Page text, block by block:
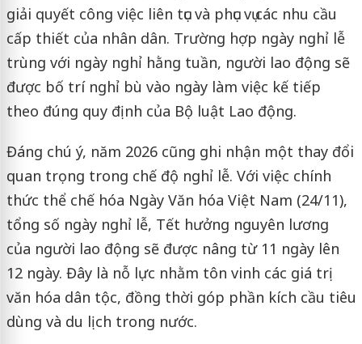
giải quyết công việc liên tục và phục vụ các nhu cầu
cấp thiết của nhân dân. Trường hợp ngày nghỉ lễ
trùng với ngày nghỉ hằng tuần, người lao động sẽ
được bố trí nghỉ bù vào ngày làm việc kế tiếp
theo đúng quy định của Bộ luật Lao động.
Đáng chú ý, năm 2026 cũng ghi nhận một thay đổi
quan trọng trong chế độ nghỉ lễ. Với việc chính
thức thể chế hóa Ngày Văn hóa Việt Nam (24/11),
tổng số ngày nghỉ lễ, Tết hưởng nguyên lương
của người lao động sẽ được nâng từ 11 ngày lên
12 ngày. Đây là nỗ lực nhằm tôn vinh các giá trị
văn hóa dân tộc, đồng thời góp phần kích cầu tiêu
dùng và du lịch trong nước.